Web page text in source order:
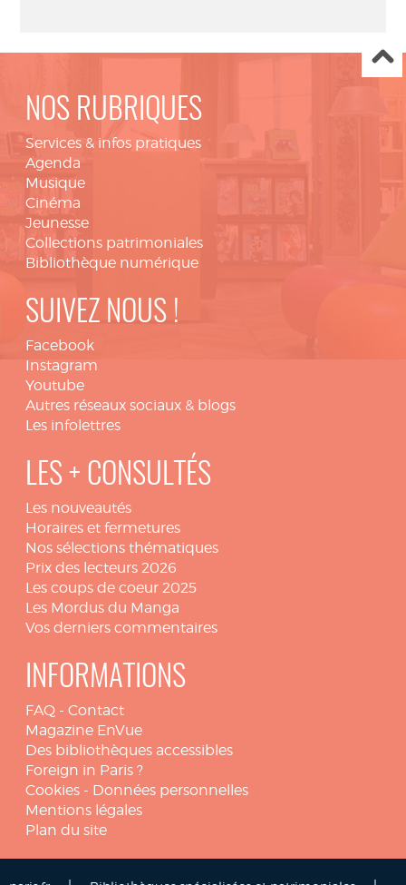
NOS RUBRIQUES
Services & infos pratiques
Agenda
Musique
Cinéma
Jeunesse
Collections patrimoniales
Bibliothèque numérique
SUIVEZ NOUS !
Facebook
Instagram
Youtube
Autres réseaux sociaux & blogs
Les infolettres
LES + CONSULTÉS
Les nouveautés
Horaires et fermetures
Nos sélections thématiques
Prix des lecteurs 2026
Les coups de coeur 2025
Les Mordus du Manga
Vos derniers commentaires
INFORMATIONS
FAQ - Contact
Magazine EnVue
Des bibliothèques accessibles
Foreign in Paris ?
Cookies - Données personnelles
Mentions légales
Plan du site